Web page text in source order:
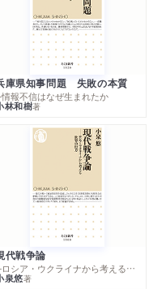
庫県知事問題 失敗の本質
報不信はなぜ生まれたか
林和樹著
代戦争論
─ロシア・ウクライナから考える世界の行方
泉悠著